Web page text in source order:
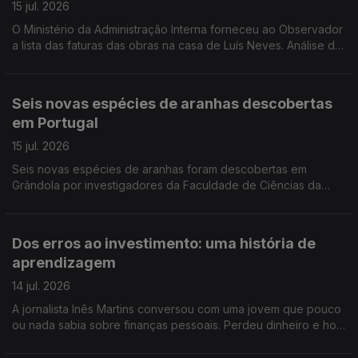
15 jul. 2026
O Ministério da Administração Interna forneceu ao Observador
a lista das faturas das obras na casa de Luís Neves. Análise de
Seis novas espécies de aranhas descobertas
em Portugal
15 jul. 2026
Seis novas espécies de aranhas foram descobertas em
Grândola por investigadores da Faculdade de Ciências da
Dos erros ao investimento: uma história de
aprendizagem
14 jul. 2026
A jornalista Inês Martins conversou com uma jovem que pouco
ou nada sabia sobre finanças pessoais. Perdeu dinheiro e hoje